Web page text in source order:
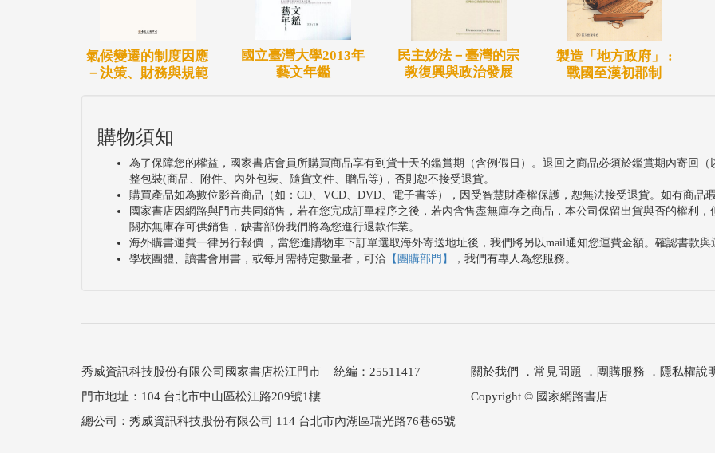
氣候變遷的制度因應
－決策、財務與規範
國立臺灣大學2013年
藝文年鑑
民主妙法－臺灣的宗
教復興與政治發展
製造「地方政府」 :
戰國至漢初郡制
購物須知
為了保障您的權益，國家書店會員所購買商品享有到貨十天的鑑賞期（含例假日）。退回之商品必須於鑑賞期內寄回
整包裝(商品、附件、內外包裝、隨貨文件、贈品等)，否則恕不接受退貨。
購買產品如為數位影音商品（如：CD、VCD、DVD、電子書等），因受智慧財產權保護，恕無法接受退貨。如有商品
國家書店因網路與門市共同銷售，若在您完成訂單程序之後，若內含售盡無庫存之商品，本公司保留出貨與否的權利
關亦無庫存可供銷售，缺書部份我們將為您進行退款作業。
海外購書運費一律另行報價 ，當您進購物車下訂單選取海外寄送地址後，我們將另以mail通知您運費金額。確認書款
學校團體、讀書會用書，或每月需特定數量者，可洽 【團購部門】 ，我們有專人為您服務。
秀威資訊科技股份有限公司國家書店松江門市 統編：25511417
門市地址：104 台北市中山區松江路209號1樓
關於我們 ． 常見問題 ． 團購服務 ． 隱私權說
Copyright © 國家網路書店
總公司：秀威資訊科技股份有限公司 114 台北市內湖區瑞光路76巷65號